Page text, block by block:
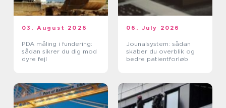
03. August 2026
PDA måling i fundering:
sådan sikrer du dig mod
dyre fejl
06. July 2026
Jounalsystem: sådan
skaber du overblik og
bedre patientforløb